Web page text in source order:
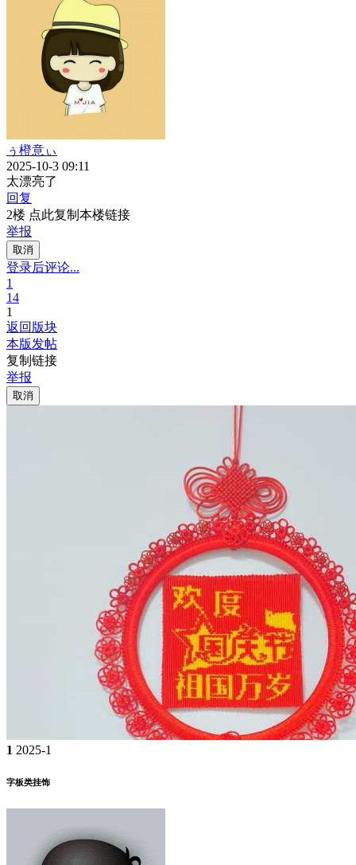
ぅ橙意ぃ
2025-10-3 09:11
太漂亮了
回复
2楼 点此复制本楼链接
举报
取消
登录后评论...
1
14
1
返回版块
本版发帖
复制链接
举报
取消
1 2025-1
字板类挂饰